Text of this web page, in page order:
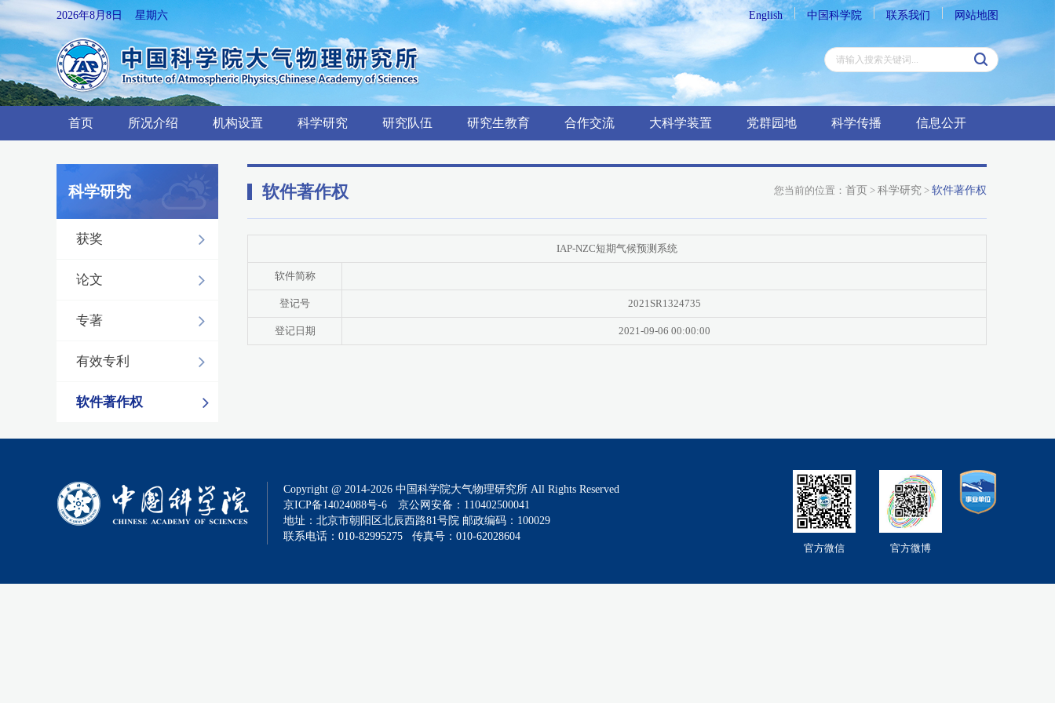
2026年8月8日 星期六 English 中国科学院 联系我们 网站地图
首页 所况介绍 机构设置 科学研究 研究队伍 研究生教育 合作交流 大科学装置 党群园地 科学传播 信息公开
科学研究
获奖
论文
专著
有效专利
软件著作权
软件著作权 您当前的位置： 首页 > 科学研究 > 软件著作权
IAP-NZC短期气候预测系统
软件简称
登记号 2021SR1324735
登记日期 2021-09-06 00:00:00
官方微信 官方微博
Copyright @ 2014-2026 中国科学院大气物理研究所 All Rights Reserved
京ICP备14024088号-6
京公网安备：110402500041
地址：北京市朝阳区北辰西路81号院 邮政编码：100029
联系电话：010-82995275 传真号：010-62028604